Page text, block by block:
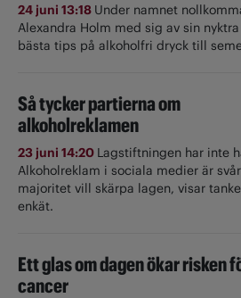
24 juni 13:18 Under namnet
Alexandra Holm med sig av sin
bästa tips på alkoholfri dryck till
Så tycker partierna om
alkoholreklamen
23 juni 14:20 Lagstiftningen har inte
Alkoholreklam i sociala medier är
majoritet vill skärpa lagen, visar
enkät.
Ett glas om dagen ökar risken
cancer